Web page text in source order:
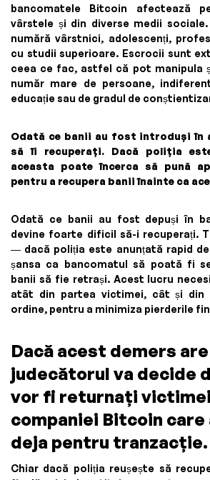
bancomatele Bitcoin afectează
vârstele și din diverse medii
numără vârstnici, adolescenți,
cu studii superioare. Escrocii sunt
ceea ce fac, astfel că pot manipula
număr mare de persoane,
educație sau de gradul de
Odată ce banii au fost introduși în
să îi recuperați. Dacă poliția
aceasta poate încerca să pună
pentru a recupera banii înainte ca
Odată ce banii au fost depuși în
devine foarte dificil să-i recuperați.
— dacă poliția este anunțată rapid
șansa ca bancomatul să poată fi
banii să fie retrași. Acest lucru
atât din partea victimei, cât și din
ordine, pentru a minimiza pierderile
Dacă acest demers
judecătorul va decide
vor fi returnați
companiei Bitcoin
deja pentru tranzacție.
Chiar dacă poliția reușește să